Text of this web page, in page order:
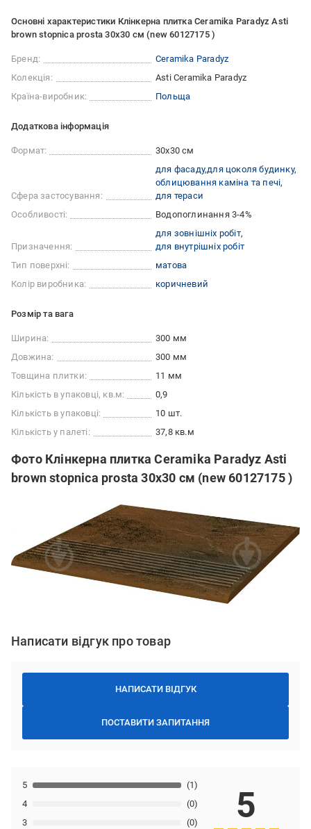
Основні характеристики Клінкерна плитка Ceramika Paradyz Asti
brown stopnica prosta 30x30 см (new 60127175 )
Бренд:
Ceramika Paradyz
Колекція:
Asti Ceramika Paradyz
Країна-виробник:
Польща
Додаткова інформація
Формат: 30x30 см
Сфера застосування:
для фасаду для цоколя будинку
облицювання каміна та печі
для тераси
Особливості:
Водопоглинання 3-4%
Призначення:
для зовнішніх робіт
для внутрішніх робіт
Тип поверхні:
матова
Колір виробника:
коричневий
Розмір та вага
Ширина:
300 мм
Довжина:
300 мм
Товщина плитки:
11 мм
Кількість в упаковці, кв.м:
0,9
Кількість в упаковці:
10 шт.
Кількість у палеті:
37,8 кв.м
Фото Клінкерна плитка Ceramika Paradyz Asti
brown stopnica prosta 30x30 см (new 60127175 )
Написати відгук про товар
НАПИСАТИ ВІДГУК
ПОСТАВИТИ ЗАПИТАННЯ
3 (0)
4 (0)
5 (1)
5